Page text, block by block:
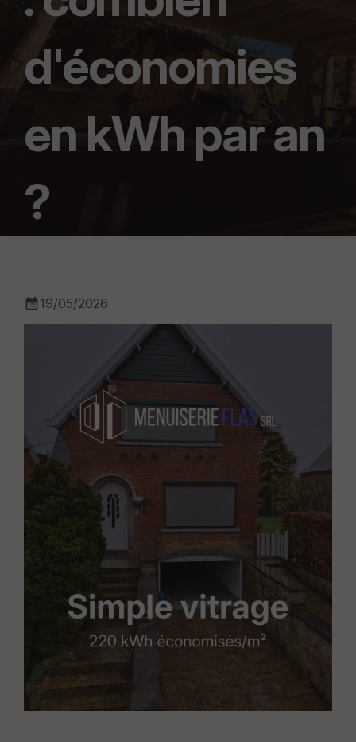
d'économies
en kWh par an
?
calendar_month19/05/2026